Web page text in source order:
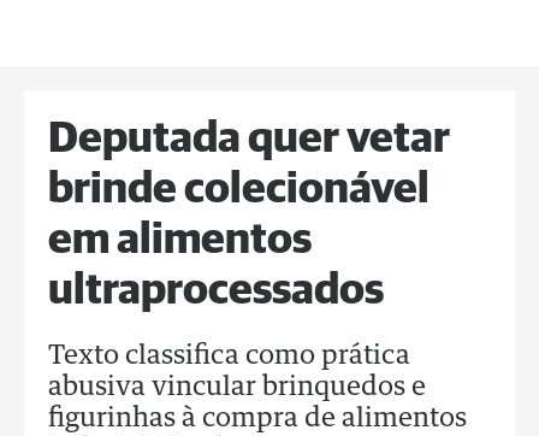
Deputada quer vetar
brinde colecionável
em alimentos
ultraprocessados
Texto classifica como prática
abusiva vincular brinquedos e
figurinhas à compra de alimentos